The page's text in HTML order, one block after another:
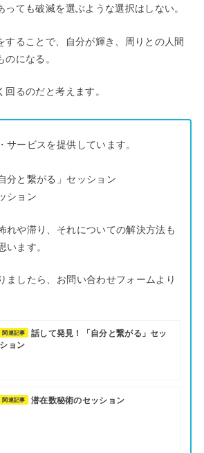
ても破滅を選ぶような選択はしない。
することで、自分が輝き、周りとの人間
になる。
るのだと考えます。
サービスを提供しています。
分と繋がる」セッション
ション
れや滞り、それについての解決方法も
ます。
ましたら、お問い合わせフォームより
関連記事
話して発見！「自分と繋がる」セッ
ション
関連記事 潜在数秘術のセッション